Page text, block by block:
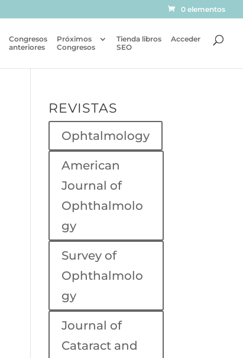
0 elementos
Congresos
anteriores
Próximos
Congresos
Tienda libros
SEO
Acceder
REVISTAS
Ophtalmology
American
Journal of
Ophthalmolo
gy
Survey of
Ophthalmolo
gy
Journal of
Cataract and